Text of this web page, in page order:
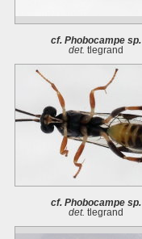
cf. Phobocampe sp.
det. tlegrand
cf. Phobocampe sp.
det. tlegrand